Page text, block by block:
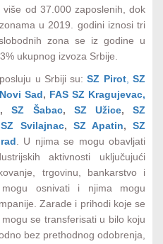
položaj
lokacija
od 37.000 zaposlenih, dok
u 2019. godini iznosi tri
zona se iz godine u
ukupnog izvoza Srbije.
u Srbiji su:SZ Pirot, SZ
Sad, FAS SZ Kragujevac,
,SZ Šabac, SZ Užice,SZ
SZ Svilajnac, SZ Apatin,SZ
. U njima se mogu obavljati
aktivnosti uključujući
trgovinu, bankarstvo i
osnivati i njima mogu
Zarade i prihodi koje se
se transferisati u bilo koju
bez prethodnog odobrenja,